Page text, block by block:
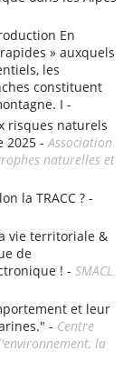
En
» auxquels
les
constituent
I -
risques naturels
2025 -Association
naturelles et
la TRACC ? -
vie territoriale &
de
! - SMACL
et leur
- Centre
la